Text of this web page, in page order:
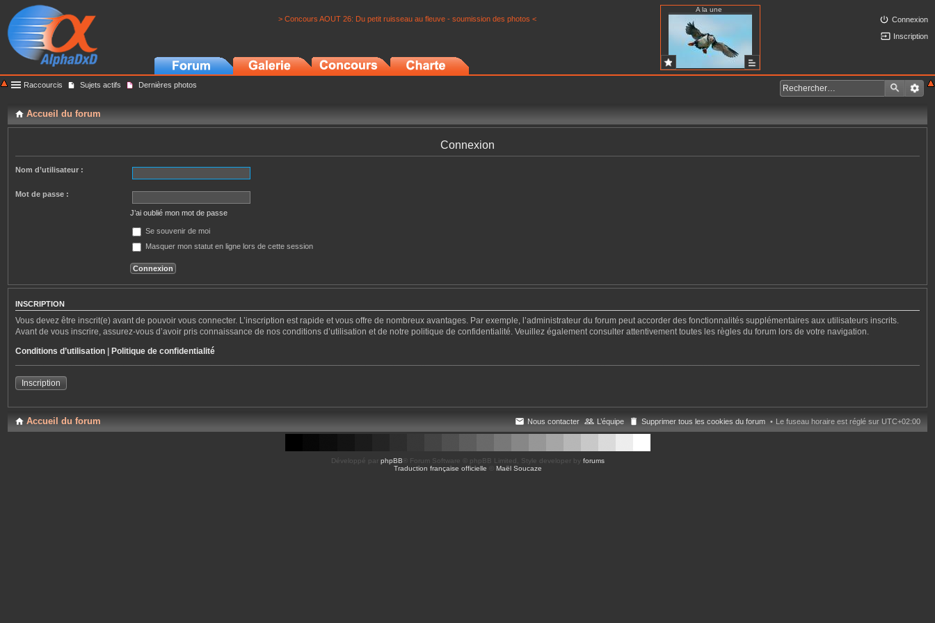
> Concours AOUT 26: Du petit ruisseau au fleuve - soumission des photos <
A la une
Connexion
Inscription
Raccourcis Sujets actifs Dernières photos
Accueil du forum
Connexion
Nom d’utilisateur :
Mot de passe :
J’ai oublié mon mot de passe
Se souvenir de moi
Masquer mon statut en ligne lors de cette session
INSCRIPTION
Vous devez être inscrit(e) avant de pouvoir vous connecter. L’inscription est rapide et vous offre de nombreux avantages. Par exemple, l’administrateur du forum peut accorder des fonctionnalités supplémentaires aux utilisateurs inscrits.
Avant de vous inscrire, assurez-vous d’avoir pris connaissance de nos conditions d’utilisation et de notre politique de confidentialité. Veuillez également consulter attentivement toutes les règles du forum lors de votre navigation.
Conditions d’utilisation | Politique de confidentialité
Inscription
Accueil du forum Le fuseau horaire est réglé sur UTC+02:00
Supprimer tous les cookies du forum
L’équipe
Nous contacter
Développé par phpBB ® Forum Software © phpBB Limited , Style developer by forums
Traduction française officielle
Maël Soucaze